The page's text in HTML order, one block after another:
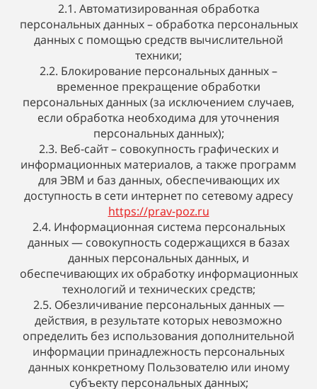
2.1. Автоматизированная обработка
персональных данных – обработка персональных
данных с помощью средств вычислительной
техники;
2.2. Блокирование персональных данных –
временное прекращение обработки
персональных данных (за исключением случаев,
если обработка необходима для уточнения
персональных данных);
2.3. Веб-сайт – совокупность графических и
информационных материалов, а также программ
для ЭВМ и баз данных, обеспечивающих их
доступность в сети интернет по сетевому адресу
https://prav-poz.ru
2.4. Информационная система персональных
данных — совокупность содержащихся в базах
данных персональных данных, и
обеспечивающих их обработку информационных
технологий и технических средств;
2.5. Обезличивание персональных данных —
действия, в результате которых невозможно
определить без использования дополнительной
информации принадлежность персональных
данных конкретному Пользователю или иному
субъекту персональных данных;